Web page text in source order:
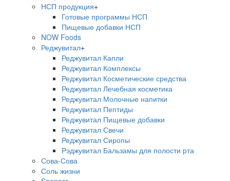
НСП продукция+
Готовые программы НСП
Пищевые добавки НСП
NOW Foods
Реджувитал+
Реджувитал Капли
Реджувитал Комплексы
Реджувитал Косметические средства
Реджувитал Лечебная косметика
Реджувитал Молочные напитки
Реджувитал Пептиды
Реджувитал Пищевые добавки
Реджувитал Свечи
Реджувитал Сиропы
Рэджувитал Бальзамы для полости рта
Сова-Сова
Соль жизни